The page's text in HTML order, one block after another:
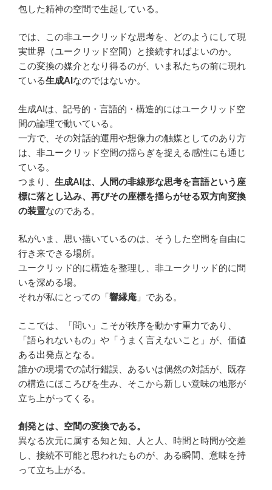
包した精神の空間で生起している。
では、この非ユークリッドな思考を、どのようにして現
実世界（ユークリッド空間）と接続すればよいのか。
この変換の媒介となり得るのが、いま私たちの前に現れ
ている生成AIなのではないか。
生成AIは、記号的・言語的・構造的にはユークリッド空
間の論理で動いている。
一方で、その対話的運用や想像力の触媒としてのあり方
は、非ユークリッド空間の揺らぎを捉える感性にも通じ
ている。
つまり、 生成AIは、人間の非線形な思考を言語という座
標に落とし込み、再びその座標を揺らがせる双方向変換
の装置なのである。
私がいま、思い描いているのは、そうした空間を自由に
行き来できる場所。
ユークリッド的に構造を整理し、非ユークリッド的に問
いを深める場。
それが私にとっての「響縁庵 」である。
ここでは、「問い」こそが秩序を動かす重力であり、
「語られないもの」や「うまく言えないこと」が、価値
ある出発点となる。
誰かの現場での試行錯誤、あるいは偶然の対話が、既存
の構造にほころびを生み、そこから新しい意味の地形が
立ち上がってくる。
創発とは、空間の変換である。
異なる次元に属する知と知、人と人、時間と時間が交差
し、接続不可能と思われたものが、ある瞬間、意味を持
って立ち上がる。